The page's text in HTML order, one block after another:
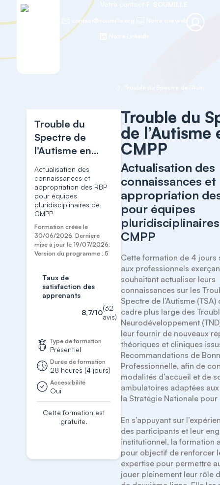
contact@soumille.org
Trouble du
Spectre de
l’Autisme en
CMPP
Actualisation des
connaissances et
appropriation des RBP
pour équipes
pluridisciplinaires de
CMPP
Formation créée le
30/06/2026. Dernière
mise à jour le 19/07/2026.
Version du programme : 5
Taux de
satisfaction des
apprenants
8,7/10
(32
avis)
Type de formation
Présentiel
Durée de formation
28 heures (4 jours)
Accessibilité
Oui
Cette formation est
gratuite.
Trouble du
de l’Autisme
CMPP
Actualisation des
connaissances et
appropriation
pour équipes
CMPP
Cette formation de 4 jours
aux professionnels
souhaitant actualiser leurs
connaissances sur les
Spectre de l’Autisme (TSA)
cadre plus large des
Neurodéveloppement
leur fournir de nouveaux
théoriques et cliniques
Recommandations de
Professionnelle, afin de
modalités d’accueil et de
ambulatoires adaptées
la Stratégie Nationale pour
En s’appuyant sur
des participants et leur
institutionnel, la formation
pour objectif de renforcer
expertise pour permettre
jouer pleinement leur rôle